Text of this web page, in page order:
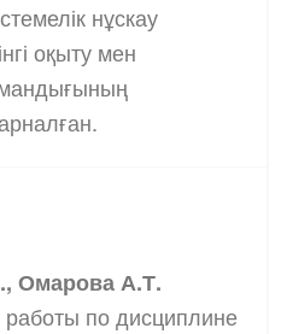
нұскау
оқыту мен
Омарова А.Т.
по дисциплине